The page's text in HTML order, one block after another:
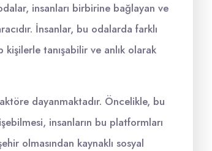
insanları birbirine bağlayan ve
İnsanlar, bu odalarda farklı
tanışabilir ve anlık olarak
dayanmaktadır. Öncelikle, bu
insanların bu platformları
olmasından kaynaklı sosyal